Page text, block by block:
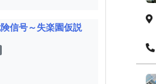
信号～失楽園仮説